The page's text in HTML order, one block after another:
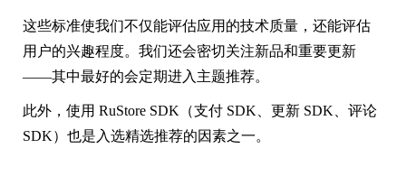
这些标准使我们不仅能评估应用的技术质量，还能评估
用户的兴趣程度。我们还会密切关注新品和重要更新
——其中最好的会定期进入主题推荐。
此外，使用 RuStore SDK（支付 SDK、更新 SDK、评论
SDK）也是入选精选推荐的因素之一。